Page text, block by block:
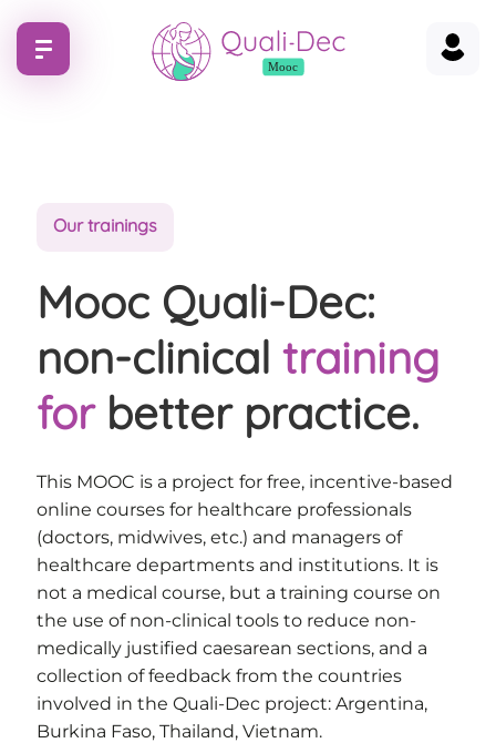
Our trainings
Mooc Quali-Dec:
non-clinical training
forbetter practice.
This MOOC is a project for free, incentive-based
online courses for healthcare professionals
(doctors, midwives, etc.) and managers of
healthcare departments and institutions. It is
not a medical course, but a training course on
the use of non-clinical tools to reduce non-
medically justified caesarean sections, and a
collection of feedback from the countries
involved in the Quali-Dec project: Argentina,
Burkina Faso, Thailand, Vietnam.